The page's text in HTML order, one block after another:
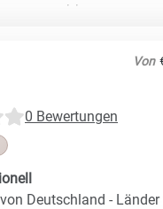
Von
0 Bewertungen
Deutschland - Länder